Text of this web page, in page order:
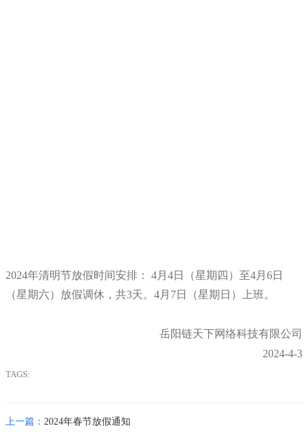
2024年清明节放假时间安排： 4月4日（星期四）至4月6日
（星期六）放假调休，共3天。4月7日（星期日）上班。
岳阳链天下网络科技有限公司
2024-4-3
TAGS:
上一篇： 2024年春节放假通知